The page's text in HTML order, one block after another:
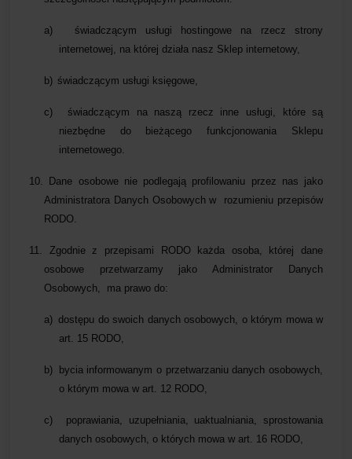
a)
świadczącym usługi hostingowe na rzecz strony
internetowej, na której działa nasz Sklep internetowy,
b) świadczącym usługi księgowe,
c)
świadczącym na naszą rzecz inne usługi, które są
niezbędne do bieżącego funkcjonowania Sklepu
internetowego.
10.
Dane osobowe nie podlegają profilowaniu przez nas jako
Administratora Danych Osobowych w rozumieniu przepisów
RODO.
11. Zgodnie z przepisami RODO każda osoba, której dane
osobowe przetwarzamy jako Administrator Danych
Osobowych, ma prawo do:
a) dostępu do swoich danych osobowych, o którym mowa w
art. 15 RODO,
b)
bycia informowanym o przetwarzaniu danych osobowych,
o którym mowa w art. 12 RODO,
c)
poprawiania, uzupełniania, uaktualniania, sprostowania
danych osobowych, o których mowa w art. 16 RODO,